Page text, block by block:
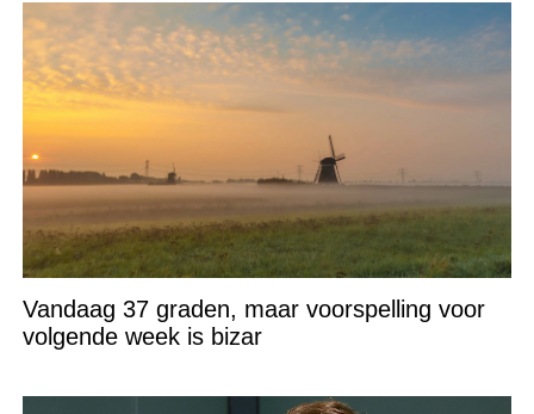
Vandaag 37 graden, maar voorspelling voor
volgende week is bizar